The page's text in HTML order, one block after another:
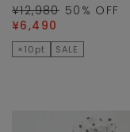
¥12,980 50 % OFF
¥6,490
×10pt SALE